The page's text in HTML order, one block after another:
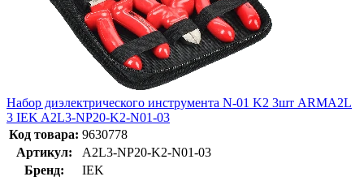
Набор диэлектрического инструмента N-01 K2 3шт ARMA2L
3 IEK A2L3-NP20-K2-N01-03
Код товара: 9630778
Артикул:
A2L3-NP20-K2-N01-03
Бренд:
IEK